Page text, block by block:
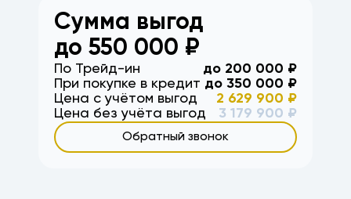
Сумма выгод
до 550 000 ₽
По Трейд-ин до 200 000 ₽
При покупке в кредит до 350 000 ₽
Цена с учётом выгод
2 629 900 ₽
Цена без учёта выгод
3 179 900 ₽
Обратный звонок